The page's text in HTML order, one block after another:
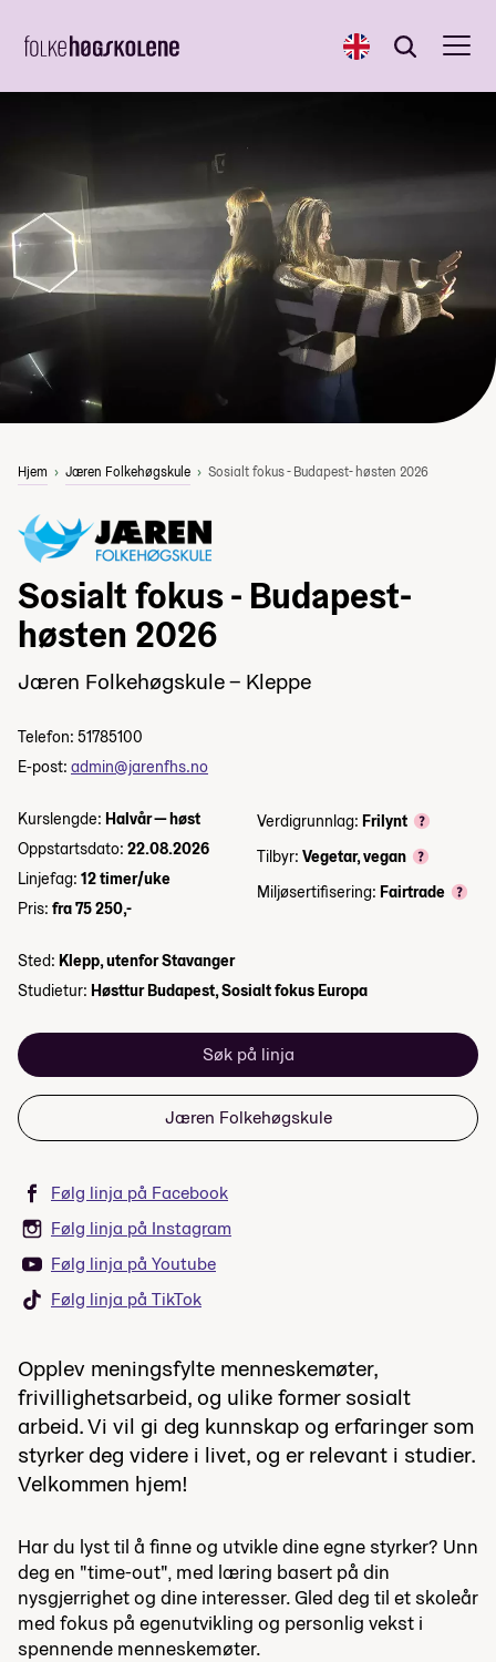
English Søk
Søk
Hjem Jæren Folkehøgskule Sosialt fokus - Budapest- høsten 2026
Sosialt fokus - Budapest-
høsten 2026
Jæren Folkehøgskule – Kleppe
Telefon: 51785100
E-post: admin@jarenfhs.no
Kurslengde: Halvår — høst
Oppstartsdato: 22.08.2026
Linjefag: 12 timer/uke
Pris: fra 75 250,-
Verdigrunnlag: Frilynt
Tilbyr: Vegetar, vegan
Miljøsertifisering: Fairtrade
Sted: Klepp, utenfor Stavanger
Studietur: Høsttur Budapest, Sosialt fokus Europa
Søk på linja
Jæren Folkehøgskule
Følg linja på Facebook
Følg linja på Instagram
Følg linja på Youtube
Følg linja på TikTok
Opplev meningsfylte menneskemøter,
frivillighetsarbeid, og ulike former sosialt
arbeid. Vi vil gi deg kunnskap og erfaringer som
styrker deg videre i livet, og er relevant i studier.
Velkommen hjem!
Har du lyst til å finne og utvikle dine egne styrker? Unn
deg en "time-out", med læring basert på din
nysgjerrighet og dine interesser. Gled deg til et skoleår
med fokus på egenutvikling og personlig vekst i
spennende menneskemøter.